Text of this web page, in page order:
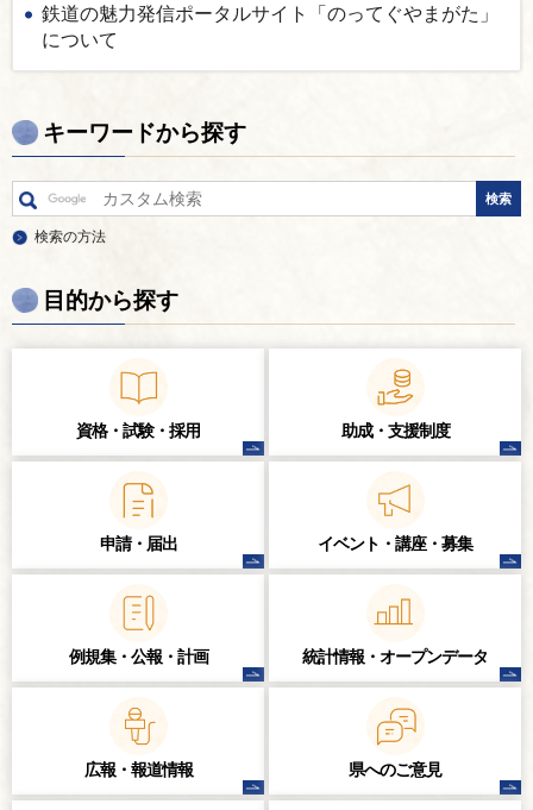
鉄道の魅力発信ポータルサイト「のってぐやまがた」
について
キーワードから探す
検索の方法
目的から探す
資格・試験・ 採用 助成・支援制度
申請・届出 イベント・講座・ 募集
例規集・公報・計画 統計情報・ オープンデータ
広報・報道情報 県へのご意見